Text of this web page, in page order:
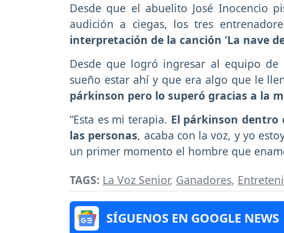
Desde que el abuelito José Inocencio
audición a ciegas, los tres
interpretación de la canción ‘La nave
Desde que logró ingresar al equipo
sueño estar ahí y que era algo que le
párkinson pero lo superó gracias a la
“Esta es mi terapia. El párkinson dentro
las personas, acaba con la voz, y yo
un primer momento el hombre que
TAGS: La Voz Senior, Ganadores,
SÍGUENOS EN GOOGLE NEWS